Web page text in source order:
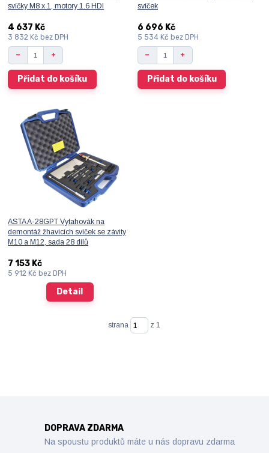
svíčky M8 x 1, motory 1.6 HDI
4 637 Kč
3 832 Kčbez DPH
Přidat do košíku
svíček
6 696 Kč
5 534 Kč bez DPH
Přidat do košíku
ASTA A-28GPT Vytahovák na
demontáž žhavicích svíček se závity
M10 a M12, sada 28 dílů
7 153 Kč
5 912 Kčbez DPH
Detail
strana z 1
DOPRAVA ZDARMA
Na spoustu produktů máte u nás dopravu zdarma